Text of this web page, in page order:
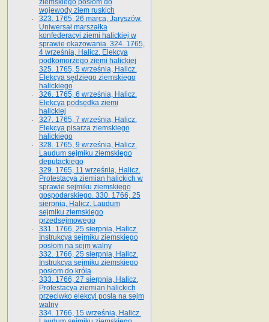
ziemskiego posłom do
wojewody ziem ruskich
323. 1765, 26 marca, Jaryszów.
Uniwersał marszałka
konfederacyi ziemi halickiej w
sprawie okazowania. 324. 1765,
4 września, Halicz. Elekcya
podkomorzego ziemi halickiej
325. 1765, 5 września, Halicz.
Elekcya sędziego ziemskiego
halickiego
326. 1765, 6 września, Halicz.
Elekcya podsędka ziemi
halickiej
327. 1765, 7 września, Halicz.
Elekcya pisarza ziemskiego
halickiego
328. 1765, 9 września, Halicz.
Laudum sejmiku ziemskiego
deputackiego
329. 1765, 11 września, Halicz.
Protestacya ziemian halickich w
sprawie sejmiku ziemskiego
gospodarskiego. 330. 1766, 25
sierpnia, Halicz. Laudum
sejmiku ziemskiego
przedsejmowego
331. 1766, 25 sierpnia, Halicz.
Instrukcya sejmiku ziemskiego
posłom na sejm walny
332. 1766, 25 sierpnia, Halicz.
Instrukcya sejmiku ziemskiego
posłom do króla
333. 1766, 27 sierpnia, Halicz.
Protestacya ziemian halickich
przeciwko elekcyi posła na sejm
walny
334. 1766, 15 września, Halicz.